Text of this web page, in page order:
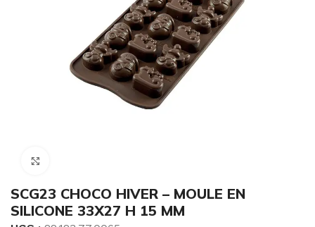
SCG23 CHOCO HIVER – MOULE EN
SILICONE 33X27 H 15 MM